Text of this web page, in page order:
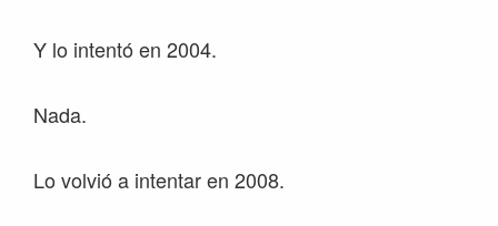
Y lo intentó en 2004.
Nada.
Lo volvió a intentar en 2008.